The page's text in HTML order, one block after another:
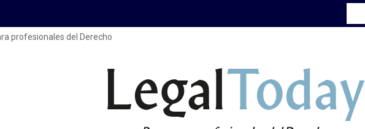
profesionales del Derecho
LegalToday